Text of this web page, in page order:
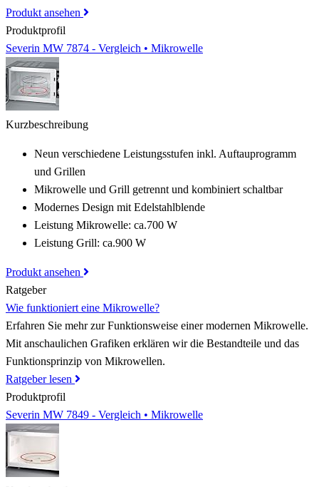
Produkt ansehen
Produktprofil
Severin MW 7874 - Vergleich • Mikrowelle
Kurzbeschreibung
Neun verschiedene Leistungsstufen inkl. Auftauprogramm
und Grillen
Mikrowelle und Grill getrennt und kombiniert schaltbar
Modernes Design mit Edelstahlblende
Leistung Mikrowelle: ca.700 W
Leistung Grill: ca.900 W
Produkt ansehen
Ratgeber
Wie funktioniert eine Mikrowelle?
Erfahren Sie mehr zur Funktionsweise einer modernen Mikrowelle.
Mit anschaulichen Grafiken erklären wir die Bestandteile und das
Funktionsprinzip von Mikrowellen.
Ratgeber lesen
Produktprofil
Severin MW 7849 - Vergleich • Mikrowelle